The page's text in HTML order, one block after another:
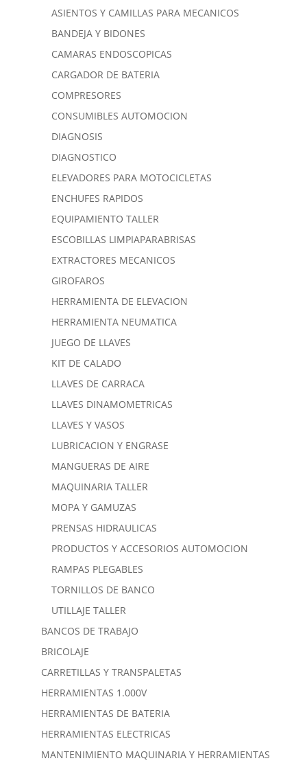
ASIENTOS Y CAMILLAS PARA MECANICOS
BANDEJA Y BIDONES
CAMARAS ENDOSCOPICAS
CARGADOR DE BATERIA
COMPRESORES
CONSUMIBLES AUTOMOCION
DIAGNOSIS
DIAGNOSTICO
ELEVADORES PARA MOTOCICLETAS
ENCHUFES RAPIDOS
EQUIPAMIENTO TALLER
ESCOBILLAS LIMPIAPARABRISAS
EXTRACTORES MECANICOS
GIROFAROS
HERRAMIENTA DE ELEVACION
HERRAMIENTA NEUMATICA
JUEGO DE LLAVES
KIT DE CALADO
LLAVES DE CARRACA
LLAVES DINAMOMETRICAS
LLAVES Y VASOS
LUBRICACION Y ENGRASE
MANGUERAS DE AIRE
MAQUINARIA TALLER
MOPA Y GAMUZAS
PRENSAS HIDRAULICAS
PRODUCTOS Y ACCESORIOS AUTOMOCION
RAMPAS PLEGABLES
TORNILLOS DE BANCO
UTILLAJE TALLER
BANCOS DE TRABAJO
BRICOLAJE
CARRETILLAS Y TRANSPALETAS
HERRAMIENTAS 1.000V
HERRAMIENTAS DE BATERIA
HERRAMIENTAS ELECTRICAS
MANTENIMIENTO MAQUINARIA Y HERRAMIENTAS